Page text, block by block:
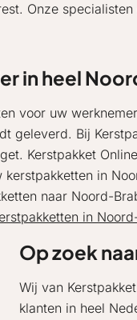
Onze
in heel
voor uw
geleverd. Bij
Kerstpakket
in
naar Noord-
in
Op zoek
Wij van
klanten in heel